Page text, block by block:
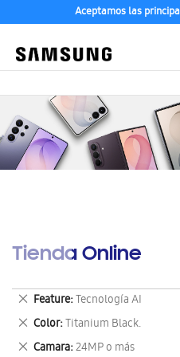
Aceptamos las
Tienda Online
Feature Tecnología AI
Eliminar
este
artículo
Color Titanium Black.
Eliminar
este
Camara 24MP o más
Eliminar